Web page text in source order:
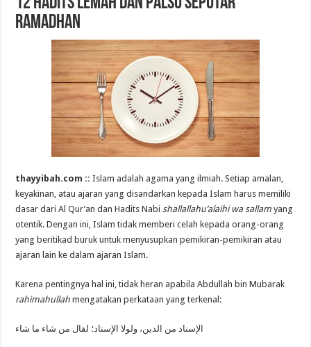
Ramadhan
thayyibah.com ::Islam adalah agama yang ilmiah. Setiap amalan,
keyakinan, atau ajaran yang disandarkan kepada Islam harus memiliki
dasar dari Al Qur’an dan Hadits Nabi shallallahu’alaihi wa sallam yang
otentik. Dengan ini, Islam tidak memberi celah kepada orang-orang
yang beritikad buruk untuk menyusupkan pemikiran-pemikiran atau
ajaran lain ke dalam ajaran Islam.
Karena pentingnya hal ini, tidak heran apabila Abdullah bin Mubarak
rahimahullah mengatakan perkataan yang terkenal:
الإسناد من الدين، ولولا الإسناد؛ لقال من شاء ما شاء